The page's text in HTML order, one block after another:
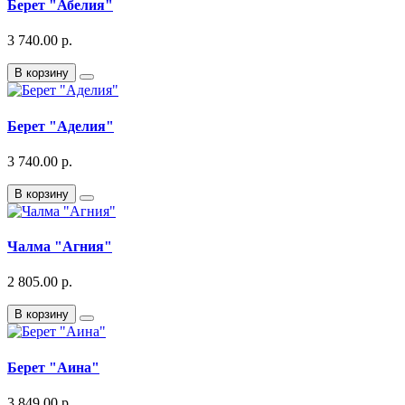
Берет "Абелия"
3 740.00 р.
В корзину
Берет "Аделия"
3 740.00 р.
В корзину
Чалма "Агния"
2 805.00 р.
В корзину
Берет "Аина"